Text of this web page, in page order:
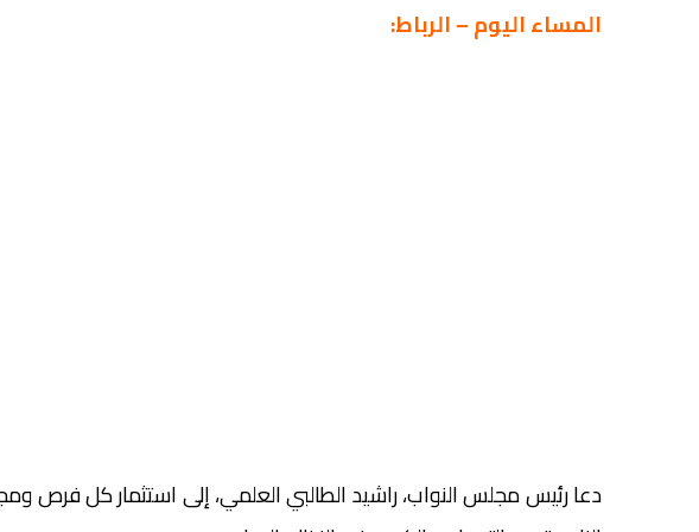
المساء اليوم – الرباط:
دعا رئيس مجلس النواب، راشيد الطالبي العلمي، إلى استثمار كل فرص